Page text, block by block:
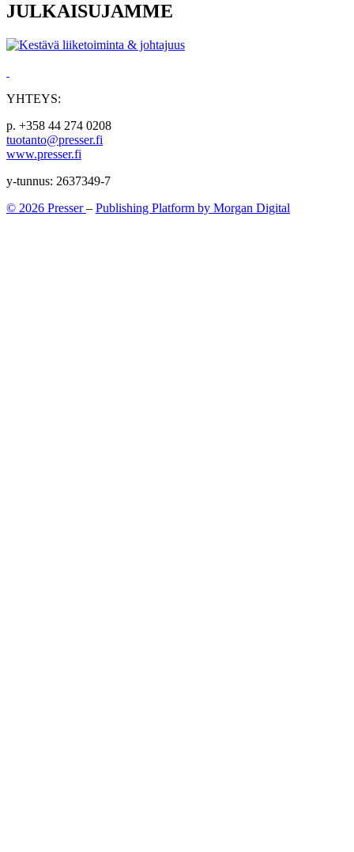
JULKAISUJAMME
YHTEYS:
p. +358 44 274 0208
tuotanto@presser.fi
www.presser.fi
y-tunnus: 2637349-7
© 2026 Presser– Publishing Platform by Morgan Digital